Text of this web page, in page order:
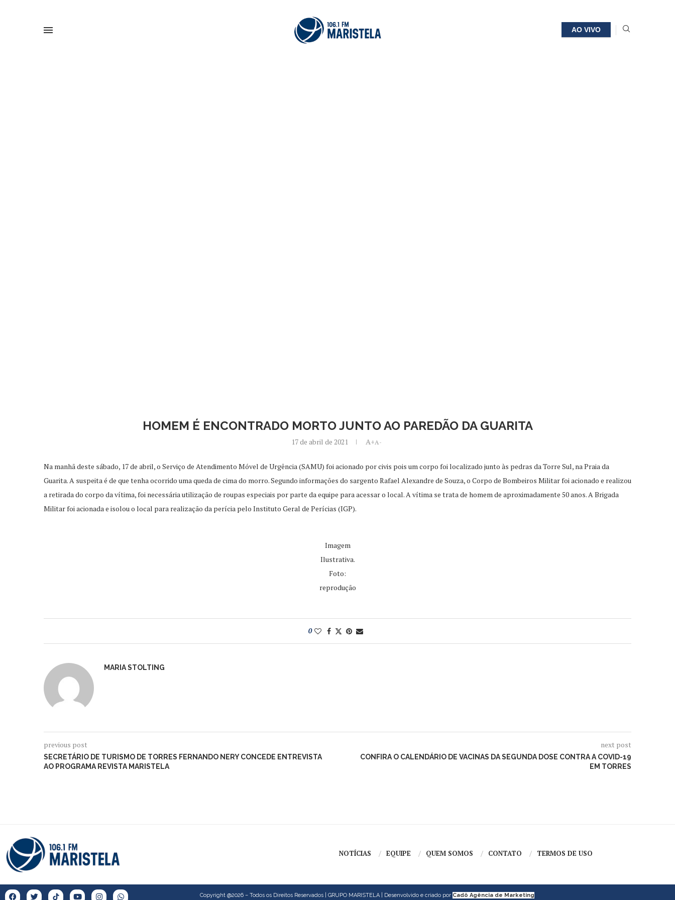
AO VIVO
HOMEM É ENCONTRADO MORTO JUNTO AO PAREDÃO DA GUARITA
17 de abril de 2021 A+A-
Na manhã deste sábado, 17 de abril, o Serviço de Atendimento Móvel de Urgência (SAMU) foi acionado por civis pois um corpo foi localizado junto às pedras da Torre Sul, na Praia da
Guarita. A suspeita é de que tenha ocorrido uma queda de cima do morro. Segundo informações do sargento Rafael Alexandre de Souza, o Corpo de Bombeiros Militar foi acionado e realizou
a retirada do corpo da vítima, foi necessária utilização de roupas especiais por parte da equipe para acessar o local. A vítima se trata de homem de aproximadamente 50 anos. A Brigada
Militar foi acionada e isolou o local para realização da perícia pelo Instituto Geral de Perícias (IGP).
Imagem
Ilustrativa.
Foto:
reprodução
0
MARIA STOLTING
previous post
SECRETÁRIO DE TURISMO DE TORRES FERNANDO NERY CONCEDE ENTREVISTA
AO PROGRAMA REVISTA MARISTELA
next post
CONFIRA O CALENDÁRIO DE VACINAS DA SEGUNDA DOSE CONTRA A COVID-19
EM TORRES
NOTÍCIAS EQUIPE QUEM SOMOS CONTATO TERMOS DE USO
Copyright @2026 – Todos os Direitos Reservados | GRUPO MARISTELA | Desenvolvido e criado por Cadô Agência de Marketing